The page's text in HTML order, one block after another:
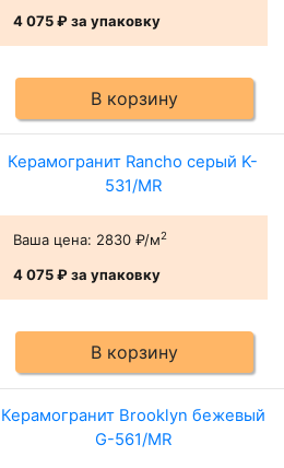
4 075 ₽за упаковку
В корзину
Керамогранит Rancho серый K-
531/MR
Ваша цена: 2830 ₽/м2
4 075 ₽за упаковку
В корзину
Керамогранит Brooklyn бежевый
G-561/MR